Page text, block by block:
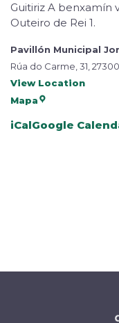
Guitiriz A benxamín
Outeiro de Rei 1.
Pavillón Municipal
Rúa do Carme, 31,
View Location
Mapa
iCalGoogle